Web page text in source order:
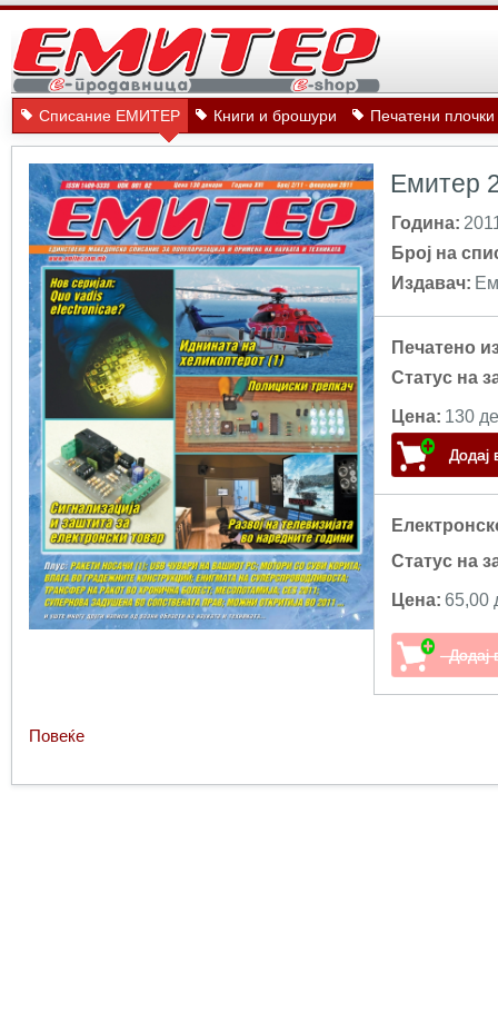
Списание ЕМИТЕР Книги и брошури Печатени
Емитер
Година:
Број на
Издавач:
Печатено
Статус на
Цена: 130
Статус на
Цена: 65,00
Повеќе